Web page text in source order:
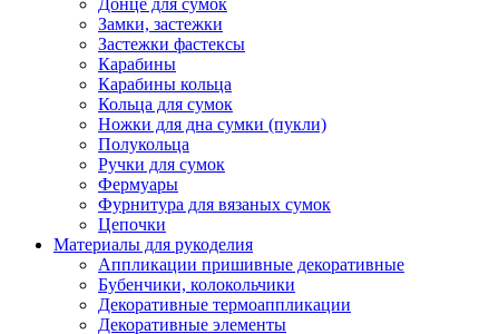
Донце для сумок
Замки, застежки
Застежки фастексы
Карабины
Карабины кольца
Кольца для сумок
Ножки для дна сумки (пукли)
Полукольца
Ручки для сумок
Фермуары
Фурнитура для вязаных сумок
Цепочки
Материалы для рукоделия
Аппликации пришивные декоративные
Бубенчики, колокольчики
Декоративные термоаппликации
Декоративные элементы